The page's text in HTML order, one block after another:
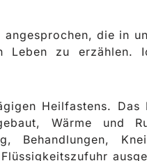
angesprochen, die in
zu erzählen.
Heilfastens.
Wärme und
Behandlungen,